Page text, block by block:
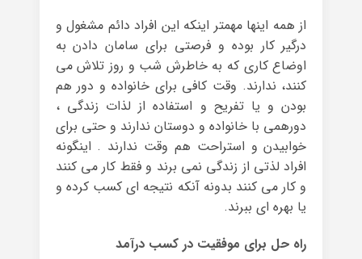
از همه اینها مهمتر اینکه این افراد دائم مشغول و
درگیر کار بوده و فرصتی برای سامان دادن به
اوضاع کاری که به خاطرش شب و روز تلاش می
کنند، ندارند. وقت کافی برای خانواده و دور هم
بودن و یا تفریح و استفاده از لذات زندگی ،
دورهمی با خانواده و دوستان ندارند و حتی برای
خوابیدن و استراحت هم وقت ندارند . اینگونه
افراد لذتی از زندگی نمی برند و فقط کار می کنند
و کار می کنند بدونه آنکه نتیجه ای کسب کرده و
یا بهره ای ببرند.
راه حل برای موفقیت در کسب درآمد